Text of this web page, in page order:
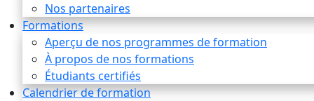
Nos partenaires
Formations
Aperçu de nos programmes de formation
À propos de nos formations
Étudiants certifiés
Calendrier de formation